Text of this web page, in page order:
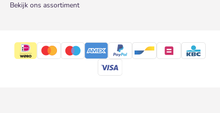
Bekijk ons assortiment